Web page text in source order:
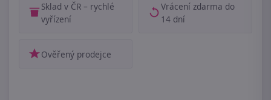
Sklad v ČR – rychlé
vyřízení
Vrácení zdarma do
14 dní
Ověřený prodejce